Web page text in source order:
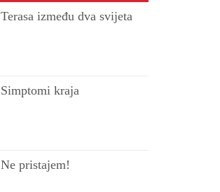
Terasa između dva svijeta
Simptomi kraja
Ne pristajem!